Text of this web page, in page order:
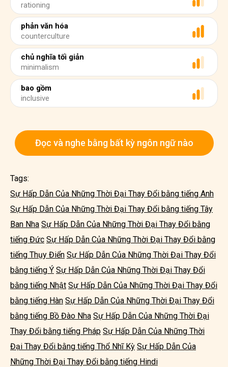
rationing
phản văn hóa
counterculture
chủ nghĩa tối giản
minimalism
bao gồm
inclusive
Đọc và nghe bằng bất kỳ ngôn ngữ nào
Tags:
Sự Hấp Dẫn Của Những Thời Đại Thay Đổi bằng tiếng Anh
Sự Hấp Dẫn Của Những Thời Đại Thay Đổi bằng tiếng Tây
Ban Nha Sự Hấp Dẫn Của Những Thời Đại Thay Đổi bằng
tiếng Đức Sự Hấp Dẫn Của Những Thời Đại Thay Đổi bằng
tiếng Thụy Điển Sự Hấp Dẫn Của Những Thời Đại Thay Đổi
bằng tiếng Ý Sự Hấp Dẫn Của Những Thời Đại Thay Đổi
bằng tiếng Nhật Sự Hấp Dẫn Của Những Thời Đại Thay Đổi
bằng tiếng Hàn Sự Hấp Dẫn Của Những Thời Đại Thay Đổi
bằng tiếng Bồ Đào Nha Sự Hấp Dẫn Của Những Thời Đại
Thay Đổi bằng tiếng Pháp Sự Hấp Dẫn Của Những Thời
Đại Thay Đổi bằng tiếng Thổ Nhĩ Kỳ Sự Hấp Dẫn Của
Những Thời Đại Thay Đổi bằng tiếng Hindi